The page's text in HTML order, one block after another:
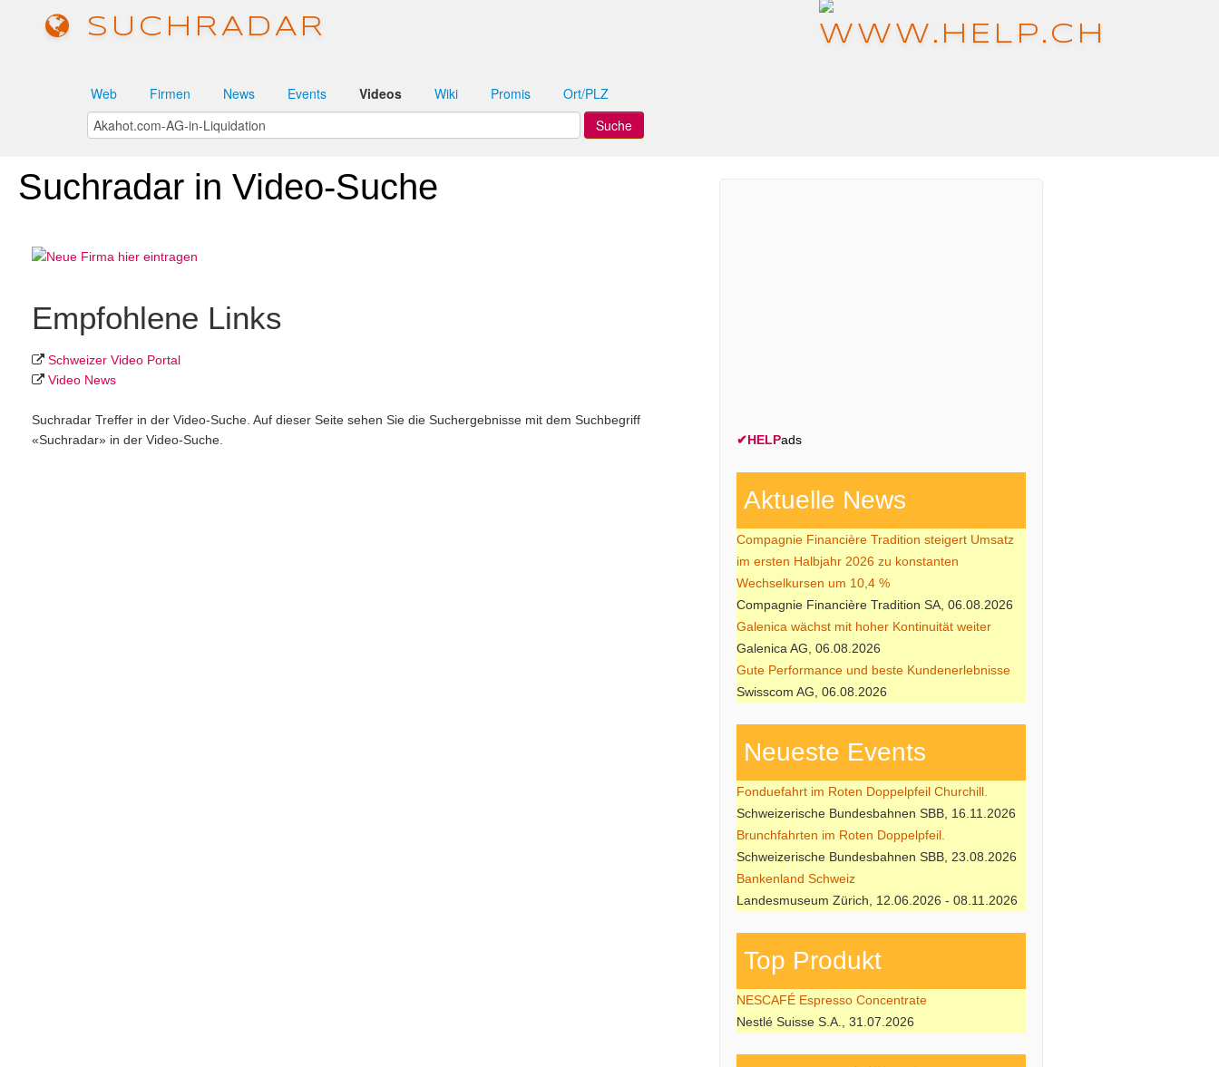
SUCHRADAR
Web Firmen News Events Videos Wiki Promis Ort/PLZ
Suchradar in Video-Suche
Empfohlene Links
Schweizer Video Portal
Video News
Suchradar Treffer in der Video-Suche. Auf dieser Seite sehen Sie die Suchergebnisse mit dem Suchbegriff
«Suchradar» in der Video-Suche.
✔HELPads
Aktuelle News
Compagnie Financière Tradition steigert Umsatz
im ersten Halbjahr 2026 zu konstanten
Wechselkursen um 10,4 %
Compagnie Financière Tradition SA, 06.08.2026
Galenica wächst mit hoher Kontinuität weiter
Galenica AG, 06.08.2026
Gute Performance und beste Kundenerlebnisse
Swisscom AG, 06.08.2026
Neueste Events
Fonduefahrt im Roten Doppelpfeil Churchill.
Schweizerische Bundesbahnen SBB, 16.11.2026
Brunchfahrten im Roten Doppelpfeil.
Schweizerische Bundesbahnen SBB, 23.08.2026
Bankenland Schweiz
Landesmuseum Zürich, 12.06.2026 - 08.11.2026
Top Produkt
NESCAFÉ Espresso Concentrate
Nestlé Suisse S.A., 31.07.2026